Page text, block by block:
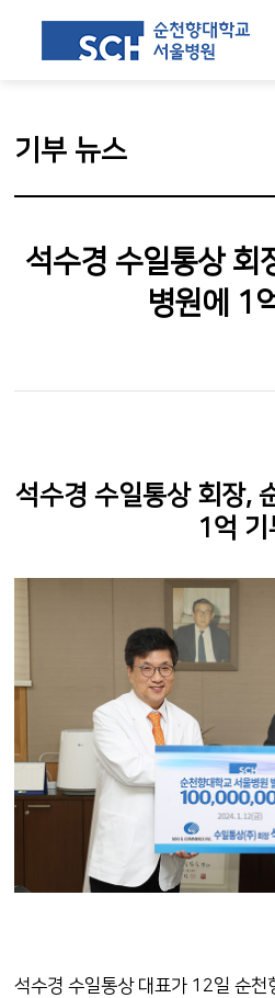
기부 뉴스
석수경 수일통상 회
병원에 1
석수경 수일통상 회장,
1억 기
석수경 수일통상 대표가 12일 순천